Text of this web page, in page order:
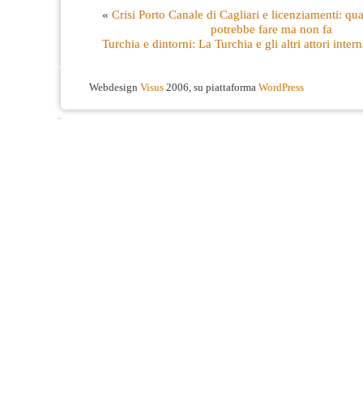
« Crisi Porto Canale di Cagliari e licenziamenti:
potrebbe fare ma non fa
Turchia e dintorni: La Turchia e gli altri attori
Webdesign Visus 2006, su piattaforma WordPress